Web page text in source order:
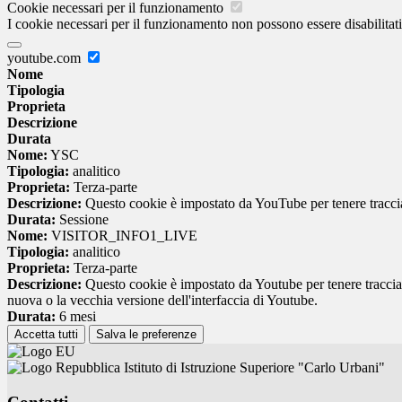
Cookie necessari per il funzionamento
I cookie necessari per il funzionamento non possono essere
youtube.com
Nome
Tipologia
Proprieta
Descrizione
Durata
Nome: YSC
Tipologia: analitico
Proprieta: Terza-parte
Descrizione: Questo cookie è impostato da YouTube per tenere
Durata: Sessione
Nome: VISITOR_INFO1_LIVE
Tipologia: analitico
Proprieta: Terza-parte
Descrizione: Questo cookie è impostato da Youtube per tenere
nuova o la vecchia versione dell'interfaccia di Youtube.
Durata: 6 mesi
Accetta tutti Salva le preferenze
Istituto di Istruzione Superiore "Carlo Urbani"